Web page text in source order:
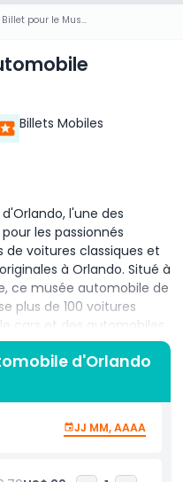
Billet pour le Musée automobile d'Orlando
Billets Mobiles
l'une des
les passionnés
voitures classiques et
à Orlando. Situé à
ce musée automobile de
plus de 100 voitures
cars et des automobiles
du 20e siècle aux
des galeries
américains des années
1960, de voitures de sport
véhicules conceptuels
automobile. Parfait
avec des présentations
d'Orlando
JJ MM, AAAA